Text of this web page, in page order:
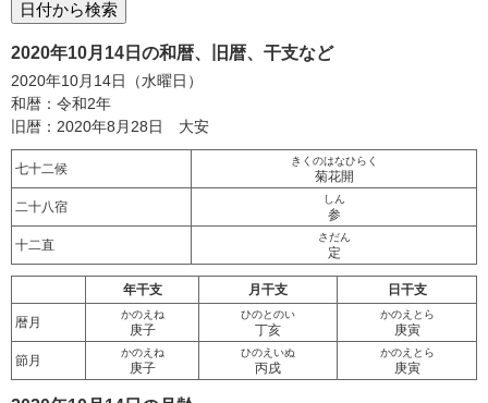
2020年10月14日の和暦、旧暦、干支など
2020年10月14日（水曜日）
和暦：令和2年
旧暦：2020年8月28日 大安
七十二候
きくのはなひらく
菊花開
二十八宿
しん
参
十二直
さだん
定
年干支 月干支 日干支
暦月
かのえね
庚子
ひのとのい
丁亥
かのえとら
庚寅
節月
かのえね
庚子
ひのえいぬ
丙戌
かのえとら
庚寅